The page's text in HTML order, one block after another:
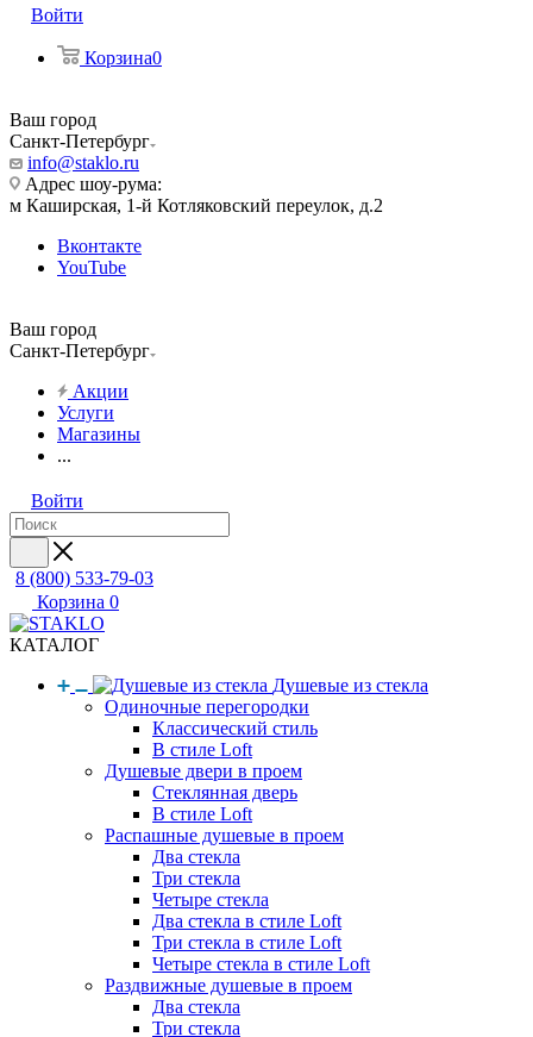
Войти
Корзина0
Ваш город
Санкт-Петербург
info@staklo.ru
Адрес шоу-рума:
м Каширская, 1-й Котляковский переулок, д.2
Вконтакте
YouTube
Ваш город
Санкт-Петербург
Акции
Услуги
Магазины
...
Войти
8 (800) 533-79-03
Корзина 0
КАТАЛОГ
Душевые из стекла
Одиночные перегородки
Классический стиль
В стиле Loft
Душевые двери в проем
Стеклянная дверь
В стиле Loft
Распашные душевые в проем
Два стекла
Три стекла
Четыре стекла
Два стекла в стиле Loft
Три стекла в стиле Loft
Четыре стекла в стиле Loft
Раздвижные душевые в проем
Два стекла
Три стекла